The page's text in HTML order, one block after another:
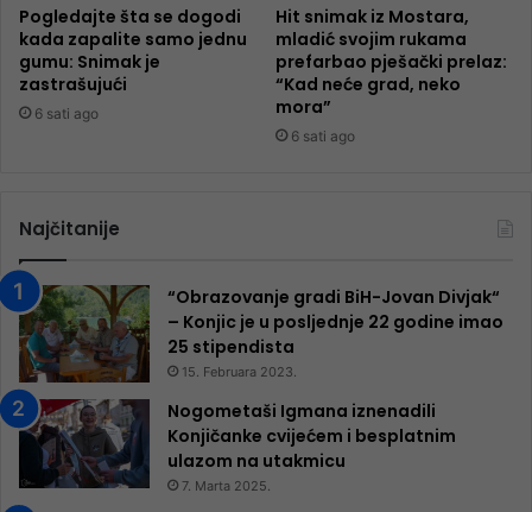
Pogledajte šta se dogodi
kada zapalite samo jednu
gumu: Snimak je
zastrašujući
6 sati ago
Hit snimak iz Mostara,
mladić svojim rukama
prefarbao pješački prelaz:
“Kad neće grad, neko
mora”
6 sati ago
Najčitanije
“Obrazovanje gradi BiH-Jovan Divjak“
– Konjic je u posljednje 22 godine imao
25 ​​stipendista
15. Februara 2023.
Nogometaši Igmana iznenadili
Konjičanke cvijećem i besplatnim
ulazom na utakmicu
7. Marta 2025.